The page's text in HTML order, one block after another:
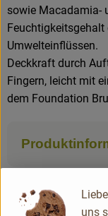
sowie Macadamia-
Umwelteinflüssen.
Deckkraft durch
Fingern, leicht mit
dem Foundation
uns